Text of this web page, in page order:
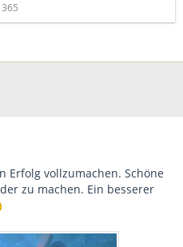
365
Erfolg vollzumachen. Schöne
zu machen. Ein besserer